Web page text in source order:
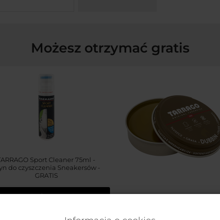
Możesz otrzymać gratis
Sport Cleaner 75ml -
do czyszczenia Sneakersów -
GRATIS
brakuje1 499 zł
do skór - GRATIS